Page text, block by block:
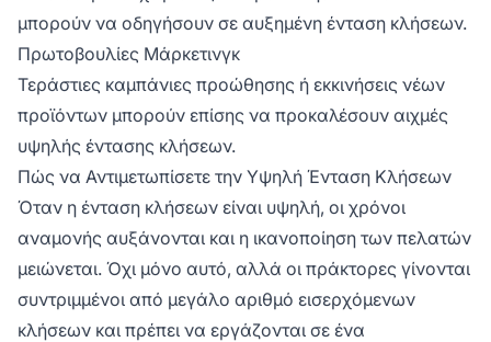
μπορούν να οδηγήσουν σε αυξημένη ένταση κλήσεων.
Πρωτοβουλίες Μάρκετινγκ
Τεράστιες καμπάνιες προώθησης ή εκκινήσεις νέων
προϊόντων μπορούν επίσης να προκαλέσουν αιχμές
υψηλής έντασης κλήσεων.
Πώς να Αντιμετωπίσετε την Υψηλή Ένταση Κλήσεων
Όταν η ένταση κλήσεων είναι υψηλή, οι χρόνοι
αναμονής αυξάνονται και η ικανοποίηση των πελατών
μειώνεται. Όχι μόνο αυτό, αλλά οι πράκτορες γίνονται
συντριμμένοι από μεγάλο αριθμό εισερχόμενων
κλήσεων και πρέπει να εργάζονται σε ένα